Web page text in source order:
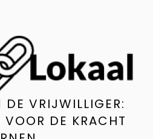
DE VRIJWILLIGER:
DE KRACHT